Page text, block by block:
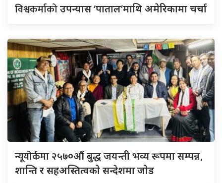
विश्वकर्माकोउपन्यास ‘पाताल’माथि अमेरिकामा चर्चा
न्यूयोर्कमा २५७०औं बुद्ध जयन्ती भव्य रूपमा सम्पन्न,
शान्ति र सहअस्तित्वको सन्देशमा जोड